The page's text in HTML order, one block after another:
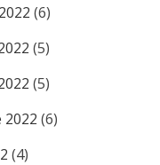
(6)
(5)
(5)
(6)
(4)